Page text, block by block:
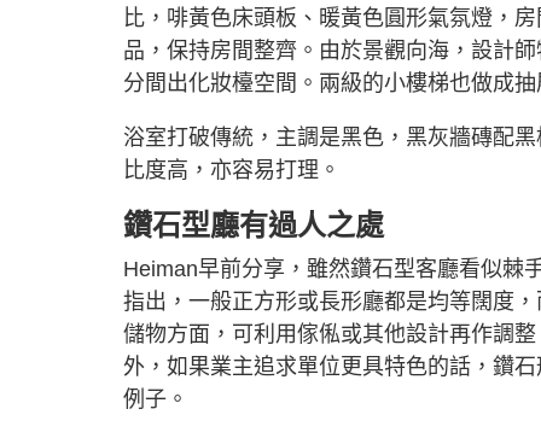
比，啡黃色床頭板、暖黃色圓形氣氛燈，
品，保持房間整齊。由於景觀向海，設計
分間出化妝檯空間。兩級的小樓梯也做成
浴室打破傳統，主調是黑色，黑灰牆磚配
比度高，亦容易打理。
鑽石型廳有過人之處
Heiman早前分享，雖然鑽石型客廳看似棘
指出，一般正方形或長形廳都是均等闊度
儲物方面，可利用傢俬或其他設計再作調
外，如果業主追求單位更具特色的話，鑽
例子。